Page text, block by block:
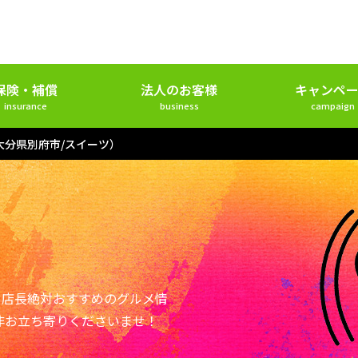
険・補償
insurance
法人のお客様
business
キャンペ
campaign
県別府市/スイーツ）
長絶対おすすめのグルメ情
立ち寄りくださいませ！